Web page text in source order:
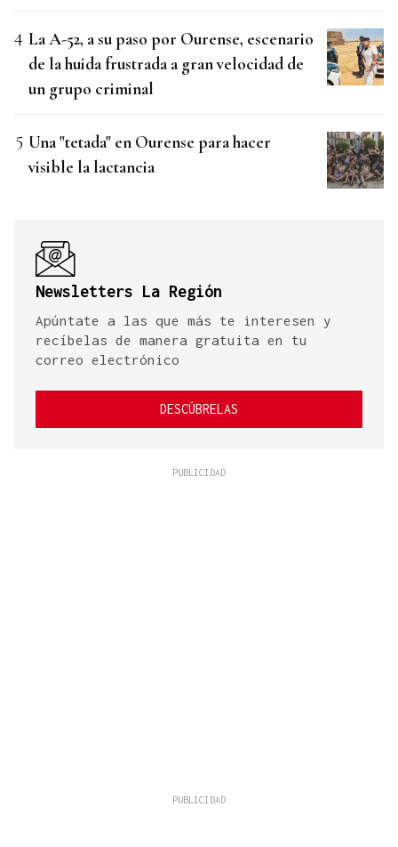
La A-52, a su paso por Ourense, escenario
de la huida frustrada a gran velocidad de
un grupo criminal
Una "tetada" en Ourense para hacer
visible la lactancia
Newsletters La Región
Apúntate a las que más te interesen y
recíbelas de manera gratuita en tu
correo electrónico
DESCÚBRELAS